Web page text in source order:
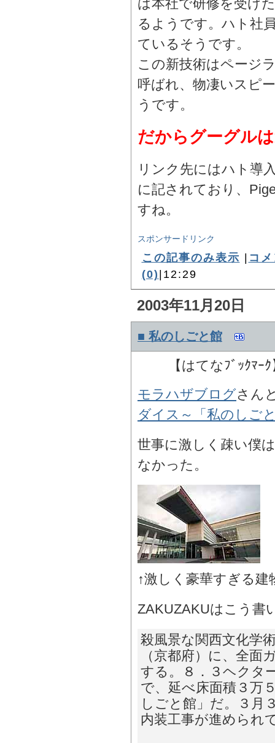
は本社で研修を受け
るようです。ハト社
ているそうです。
この新技術はページ
呼ばれ、物凄いスピ
うです。
だからグーグル
リンク先にはハト導
に記されており、
すね。
スポンサードリンク
この記事のみ表示 | コ
(0)|12:29
2003年11月20日
■ 私のしごと館
【はてなﾌﾞｯｸﾏｰ
モラハザブログさん
ダイス～「私のしご
世事に激しく疎い僕
なかった。
↑激しく豪華すぎる建
ZAKUZAKUはこう書
殺風景な関西文化学
（京都府）に、全面
する。８．３ヘクタ
で、延べ床面積３万
しごと館」だ。３月
内装工事が進められ